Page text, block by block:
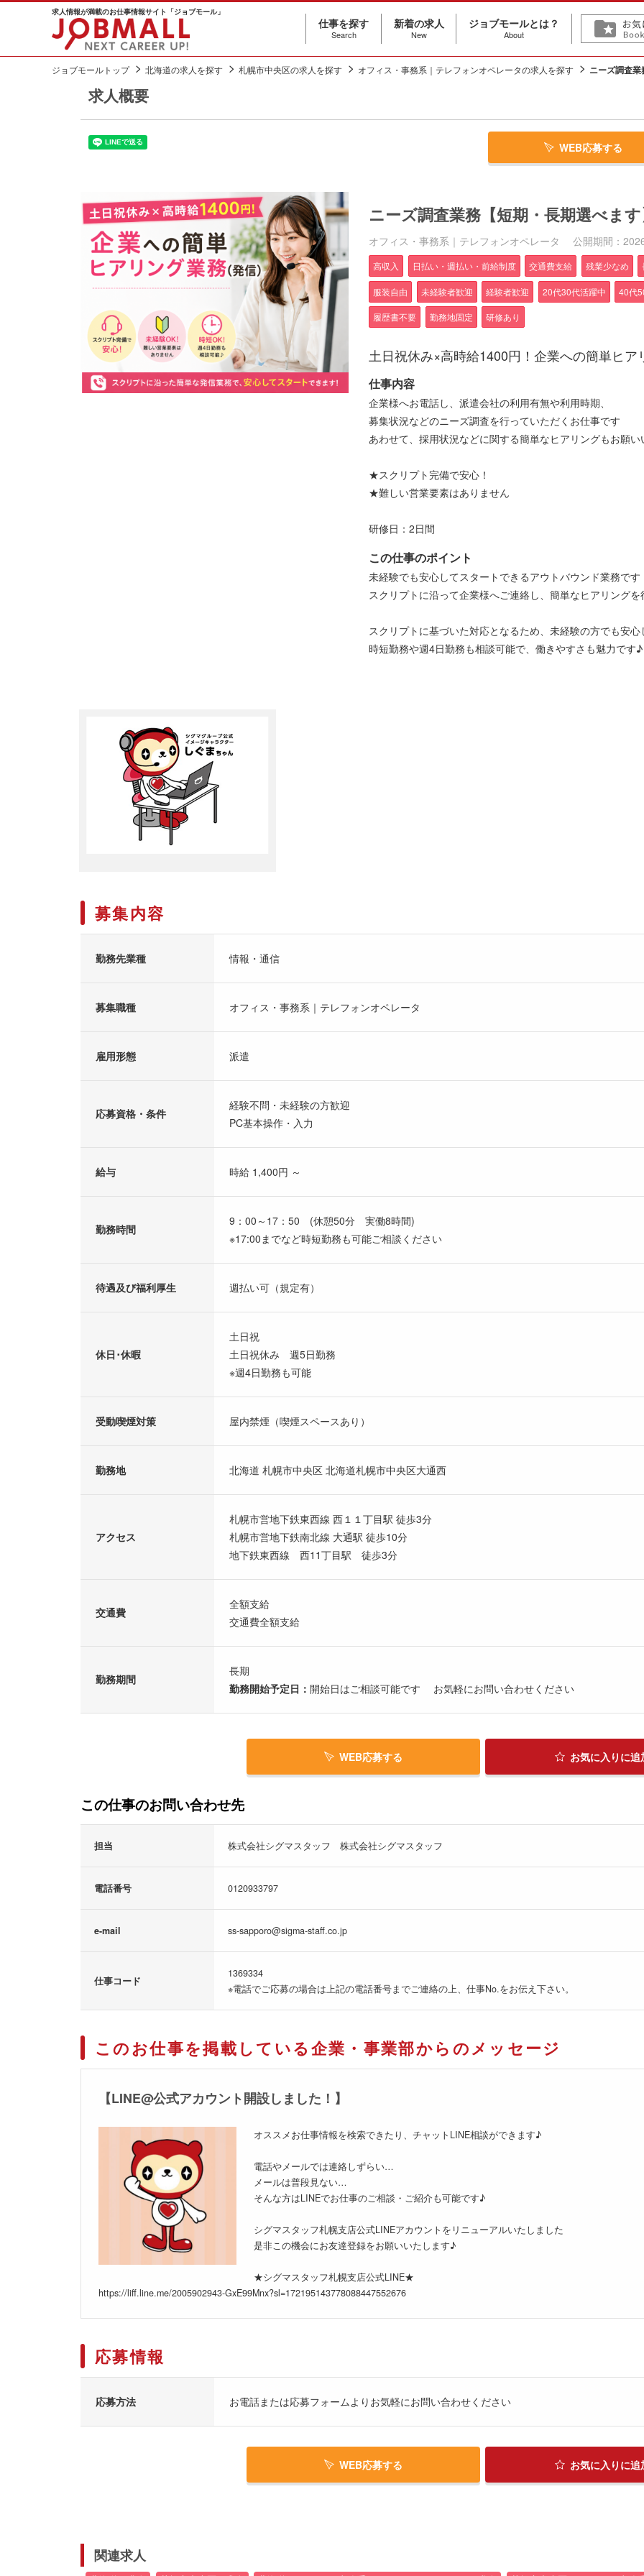
求人情報が満載のお仕事情報サイト「ジョブモール」
仕事を探す
Search
新着の求人
New
ジョブモールとは？
About
ジョブモールトップ 北海道の求人を探す 札幌市中央区の求人を探す オフィス・事務系｜テレフォンオペレータの求人を探す ニーズ調査
求人概要
WEB応募する
ニーズ調査業務【短期・長期選べま
オフィス・事務系｜テレフォンオペレータ 公開期間：
高収入 日払い・週払い・前給制度 交通費支給 残業少なめ
服装自由 未経験者歓迎 経験者歓迎 20代30代活躍中 40代
履歴書不要 勤務地固定 研修あり
土日祝休み×高時給1400円！企業への簡単ヒ
仕事内容
企業様へお電話し、派遣会社の利用有無や利用時期、
募集状況などのニーズ調査を行っていただくお仕事です
あわせて、採用状況などに関する簡単なヒアリングもお願
★スクリプト完備で安心！
★難しい営業要素はありません
研修日：2日間
この仕事のポイント
未経験でも安心してスタートできるアウトバウンド業務です
スクリプトに沿って企業様へご連絡し、簡単なヒアリング
スクリプトに基づいた対応となるため、未経験の方でも安
時短勤務や週4日勤務も相談可能で、働きやすさも魅力です♪
募集内容
勤務先業種 情報・通信
募集職種 オフィス・事務系｜テレフォンオペレータ
雇用形態 派遣
応募資格・条件
経験不問・未経験の方歓迎
PC基本操作・入力
給与 時給 1,400円 ～
勤務時間
9：00～17：50 (休憩50分 実働8時間)
※17:00までなど時短勤務も可能ご相談ください
待遇及び福利厚生 週払い可（規定有）
休日･休暇
土日祝
土日祝休み 週5日勤務
※週4日勤務も可能
受動喫煙対策 屋内禁煙（喫煙スペースあり）
勤務地 北海道 札幌市中央区 北海道札幌市中央区大通西
アクセス
札幌市営地下鉄東西線 西１１丁目駅 徒歩3分
札幌市営地下鉄南北線 大通駅 徒歩10分
地下鉄東西線 西11丁目駅 徒歩3分
交通費
全額支給
交通費全額支給
勤務期間
長期
勤務開始予定日： 開始日はご相談可能です お気軽にお問い合わせください
WEB応募する お気に入り に追
この仕事のお問い合わせ先
担当 株式会社シグマスタッフ 株式会社シグマスタッフ
電話番号 0120933797
e-mail ss-sapporo@sigma-staff.co.jp
仕事コード
1369334
※電話でご応募の場合は上記の電話番号までご連絡の上、仕事No.をお伝え下さい。
このお仕事を掲載している企業・事業部からのメッセージ
【LINE@公式アカウント開設しました！】
オススメお仕事情報を検索できたり、チャットLINE相談ができます♪
電話やメールでは連絡しずらい…
メールは普段見ない…
そんな方はLINEでお仕事のご相談・ご紹介も可能です♪
シグマスタッフ札幌支店公式LINEアカウントをリニューアルいたしました
是非この機会にお友達登録をお願いいたします♪
★シグマスタッフ札幌支店公式LINE★
https://liff.line.me/2005902943-GxE99Mnx?sl=172195143778088447552676
応募情報
応募方法 お電話または応募フォームよりお気軽にお問い合わせください
WEB応募する お気に入り に追
関連求人